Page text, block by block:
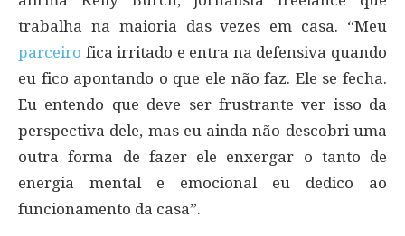
trabalha na maioria das vezes em casa. “Meu
parceiro fica irritado e entra na defensiva quando
eu fico apontando o que ele não faz. Ele se fecha.
Eu entendo que deve ser frustrante ver isso da
perspectiva dele, mas eu ainda não descobri uma
outra forma de fazer ele enxergar o tanto de
energia mental e emocional eu dedico ao
funcionamento da casa”.